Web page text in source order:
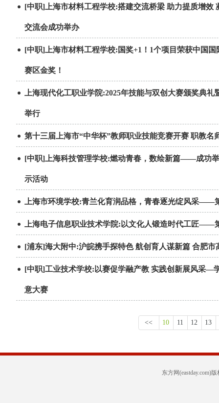
[中职]上海市材料工程学校:搭建交流桥梁 助力提质增
交流会成功举办
[中职]上海市材料工程学校:国奖+1！1个项目荣获中国
赛区金奖！
上海现代化工职业学院:2025年技能与双创大赛颁奖典
举行
第十三届上海市“中华杯”教师职业技能竞赛开赛 职教名
[中职]上海科技管理学校:燃动青春，数绘新篇——成功
示活动
上海市环境学校:青兰化育润品格，青春逐光绽风采——
上海电子信息职业技术学院:以文化人锻造时代工匠——
[浦东]海大附中:沪皖携手探特色 航创育人谋新篇 合肥
[中职]工业技术学校:以赛促学融产教 实践创新展风采—
意大赛
<< 10 11 12 13
东方网(eastday.com)